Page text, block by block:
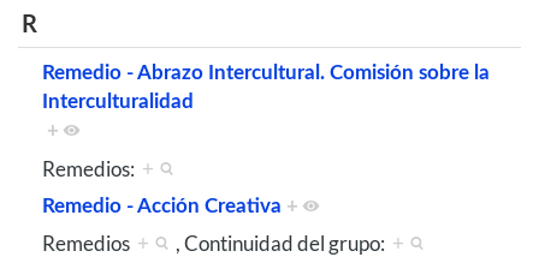
R
Remedio - Abrazo Intercultural. Comisión sobre la
Interculturalidad
+
Remedios: +
Remedio - Acción Creativa +
Remedios + , Continuidad del grupo: +